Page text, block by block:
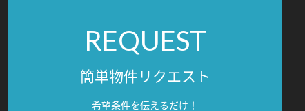
REQUEST
簡単物件リクエスト
希望条件を伝えるだけ！